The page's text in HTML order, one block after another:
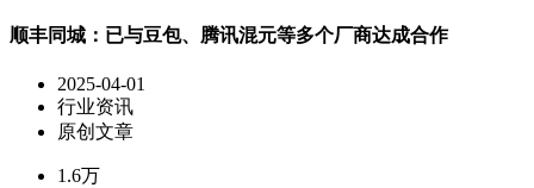
顺丰同城：已与豆包、腾讯混元等多个厂商达成合作
2025-04-01
行业资讯
原创文章
1.6万